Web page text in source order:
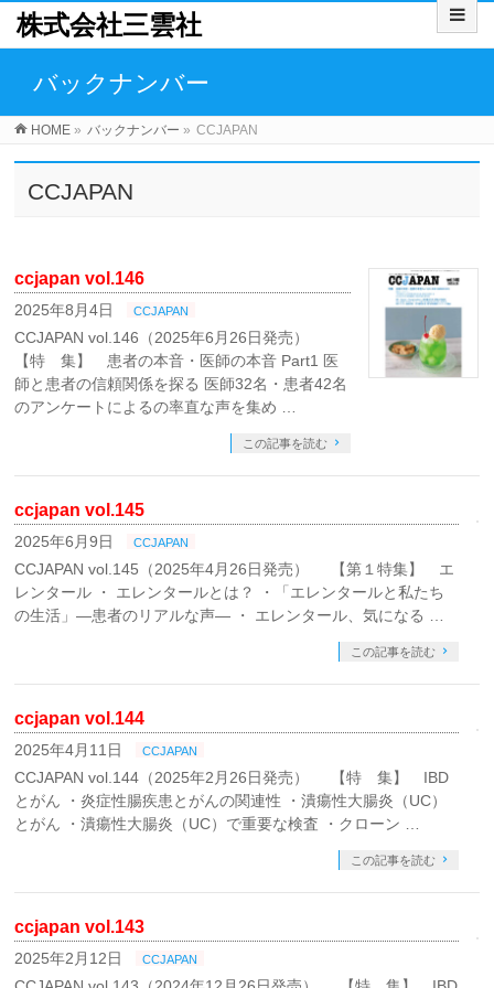
株式会社三雲社
バックナンバー
HOME » バックナンバー » CCJAPAN
CCJAPAN
ccjapan vol.146
2025年8月4日 CCJAPAN
CCJAPAN vol.146（2025年6月26日発売）
【特 集】 患者の本音・医師の本音 Part1 医
師と患者の信頼関係を探る 医師32名・患者42名
のアンケートによるの率直な声を集め …
この記事を読む
ccjapan vol.145
2025年6月9日 CCJAPAN
CCJAPAN vol.145（2025年4月26日発売） 【第１特集】 エ
レンタール ・ エレンタールとは？ ・「エレンタールと私たち
の生活」—患者のリアルな声— ・ エレンタール、気になる …
この記事を読む
ccjapan vol.144
2025年4月11日 CCJAPAN
CCJAPAN vol.144（2025年2月26日発売） 【特 集】 IBD
とがん ・炎症性腸疾患とがんの関連性 ・潰瘍性大腸炎（UC）
とがん ・潰瘍性大腸炎（UC）で重要な検査 ・クローン …
この記事を読む
ccjapan vol.143
2025年2月12日 CCJAPAN